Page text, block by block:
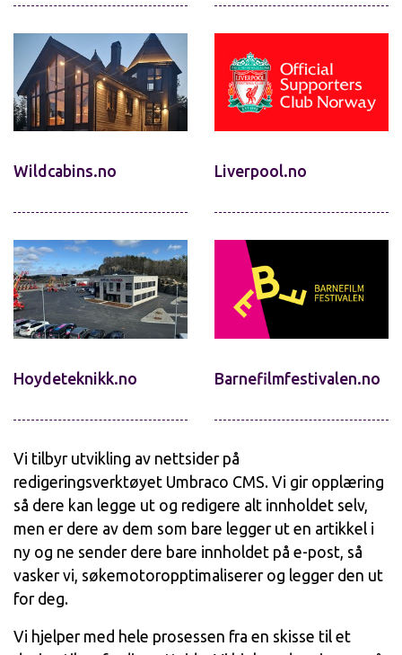
Wildcabins.no Liverpool.no
Hoydeteknikk.no Barnefilmfestivalen.no
Vi tilbyr utvikling av nettsider på
redigeringsverktøyet Umbraco CMS. Vi gir opplæring
så dere kan legge ut og redigere alt innholdet selv,
men er dere av dem som bare legger ut en artikkel i
ny og ne sender dere bare innholdet på e-post, så
vasker vi, søkemotoropptimaliserer og legger den ut
for deg.
Vi hjelper med hele prosessen fra en skisse til et